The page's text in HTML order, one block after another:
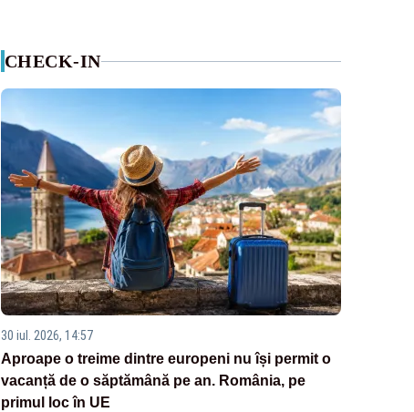
CHECK-IN
30 iul. 2026, 14:57
Aproape o treime dintre europeni nu își permit o
vacanță de o săptămână pe an. România, pe
primul loc în UE